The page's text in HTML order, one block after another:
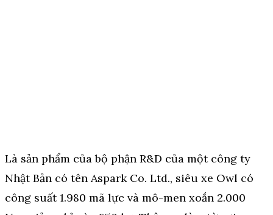
Là sản phẩm của bộ phận R&D của một công ty
Nhật Bản có tên Aspark Co. Ltd., siêu xe Owl có
công suất 1.980 mã lực và mô-men xoắn 2.000